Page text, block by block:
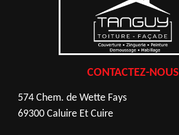
CONTACTEZ-NOUS
574 Chem. de Wette Fays
69300 Caluire Et Cuire